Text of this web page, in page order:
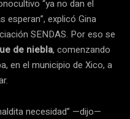
“ya no dan el
esperan”, explicó Gina
SENDAS. Por eso se
de niebla, comenzando
en el municipio de Xico, a
necesidad” —dijo—